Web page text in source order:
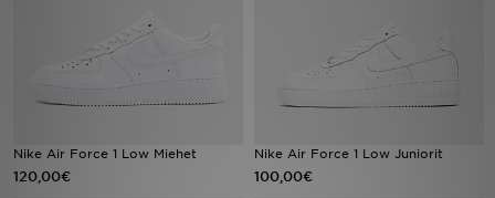
Nike Air Force 1 Low Miehet
120,00€
Nike Air Force 1 Low Juniorit
100,00€
Tuotemerkit
Inspiroidu
Jalkapallo